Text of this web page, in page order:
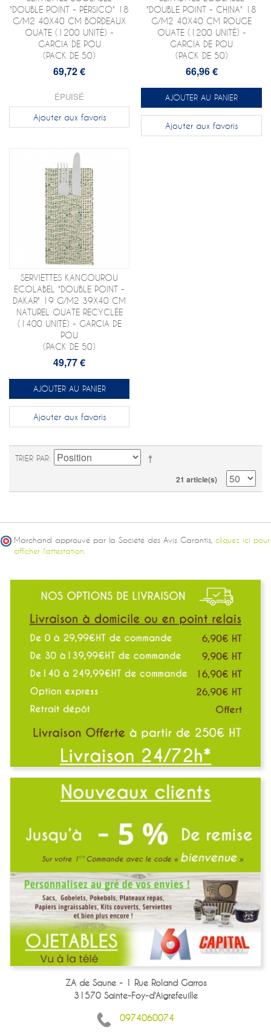
"DOUBLE POINT - PÉRSICO" 18
G/M2 40X40 CM BORDEAUX
OUATE (1200 UNITÉ) -
GARCIA DE POU
(PACK DE 50)
69,72 €
ÉPUISÉ
Ajouter aux favoris
"DOUBLE POINT - CHINA" 18
G/M2 40X40 CM ROUGE
OUATE (1200 UNITÉ) -
GARCIA DE POU
(PACK DE 50)
66,96 €
AJOUTER AU PANIER
Ajouter aux favoris
SERVIETTES KANGOUROU
ECOLABEL "DOUBLE POINT -
DAKAR" 19 G/M2 39X40 CM
NATUREL OUATE RECYCLÉE
(1400 UNITÉ) - GARCIA DE
POU
(PACK DE 50)
49,77 €
AJOUTER AU PANIER
Ajouter aux favoris
TRIER PAR
21 article(s)
Marchand approuvé par la Société des Avis Garantis, cliquez ici pour
afficher l'attestation.
ZA de Saune - 1 Rue Roland Garros
31570 Sainte-Foy-d'Aigrefeuille
0974060074